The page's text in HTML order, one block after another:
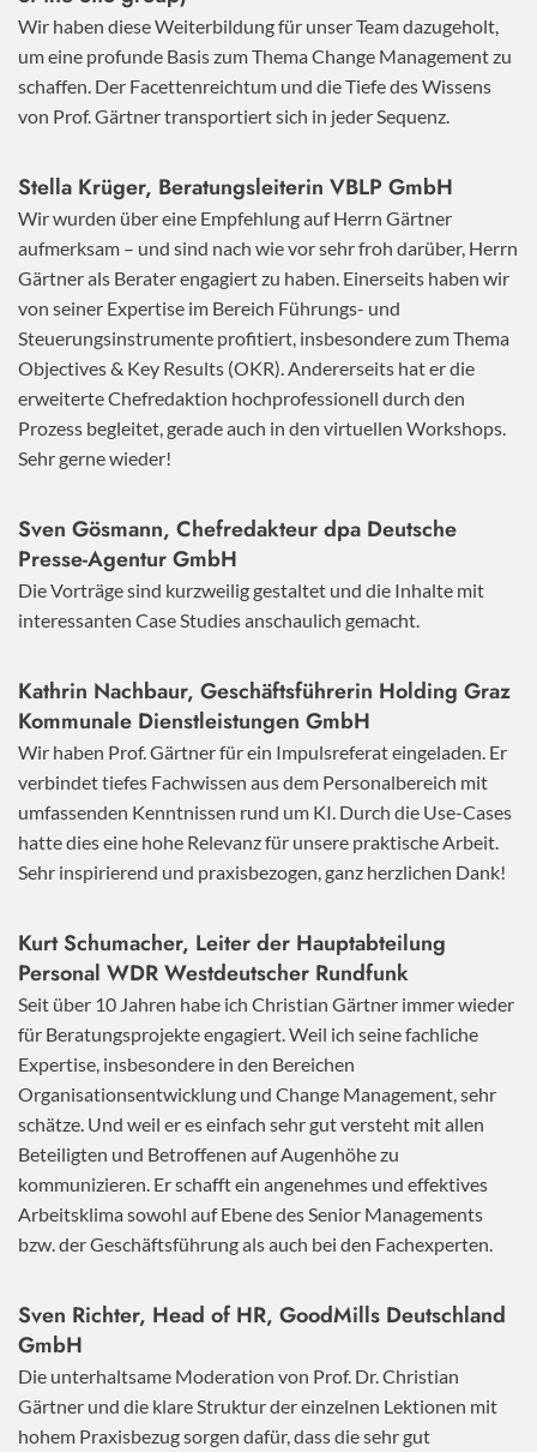
Wir haben diese Weiterbildung für unser Team dazugeholt,
um eine profunde Basis zum Thema Change Management zu
schaffen. Der Facettenreichtum und die Tiefe des Wissens
von Prof. Gärtner transportiert sich in jeder Sequenz.
Stella Krüger, Beratungsleiterin VBLP GmbH
Wir wurden über eine Empfehlung auf Herrn Gärtner
aufmerksam – und sind nach wie vor sehr froh darüber, Herrn
Gärtner als Berater engagiert zu haben. Einerseits haben wir
von seiner Expertise im Bereich Führungs- und
Steuerungsinstrumente profitiert, insbesondere zum Thema
Objectives & Key Results (OKR). Andererseits hat er die
erweiterte Chefredaktion hochprofessionell durch den
Prozess begleitet, gerade auch in den virtuellen Workshops.
Sehr gerne wieder!
Sven Gösmann, Chefredakteur dpa Deutsche
Presse-Agentur GmbH
Die Vorträge sind kurzweilig gestaltet und die Inhalte mit
interessanten Case Studies anschaulich gemacht.
Kathrin Nachbaur, Geschäftsführerin Holding Graz
Kommunale Dienstleistungen GmbH
Wir haben Prof. Gärtner für ein Impulsreferat eingeladen. Er
verbindet tiefes Fachwissen aus dem Personalbereich mit
umfassenden Kenntnissen rund um KI. Durch die Use-Cases
hatte dies eine hohe Relevanz für unsere praktische Arbeit.
Sehr inspirierend und praxisbezogen, ganz herzlichen Dank!
Kurt Schumacher, Leiter der Hauptabteilung
Personal WDR Westdeutscher Rundfunk
Seit über 10 Jahren habe ich Christian Gärtner immer wieder
für Beratungsprojekte engagiert. Weil ich seine fachliche
Expertise, insbesondere in den Bereichen
Organisationsentwicklung und Change Management, sehr
schätze. Und weil er es einfach sehr gut versteht mit allen
Beteiligten und Betroffenen auf Augenhöhe zu
kommunizieren. Er schafft ein angenehmes und effektives
Arbeitsklima sowohl auf Ebene des Senior Managements
bzw. der Geschäftsführung als auch bei den Fachexperten.
Sven Richter, Head of HR, GoodMills Deutschland
GmbH
Die unterhaltsame Moderation von Prof. Dr. Christian
Gärtner und die klare Struktur der einzelnen Lektionen mit
hohem Praxisbezug sorgen dafür, dass die sehr gut